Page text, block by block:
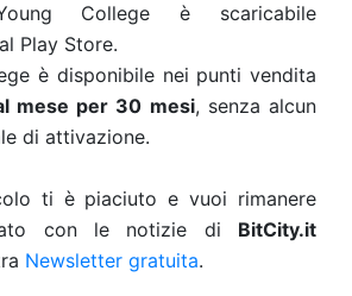
College è scaricabile
Play Store.
è disponibile nei punti vendita
mese per 30 mesi, senza alcun
di attivazione.
ti è piaciuto e vuoi rimanere
con le notizie di BitCity.it
Newsletter gratuita.